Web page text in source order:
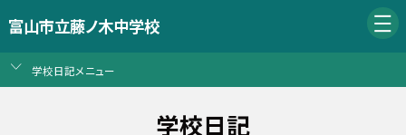
富山市立藤ノ木中学校
学校日記メニュー
学校日記